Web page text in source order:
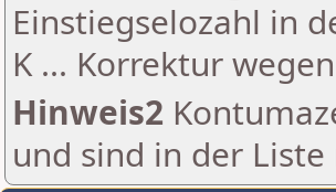
Einstiegselozahl in
K ... Korrektur
Hinweis2
und sind in der